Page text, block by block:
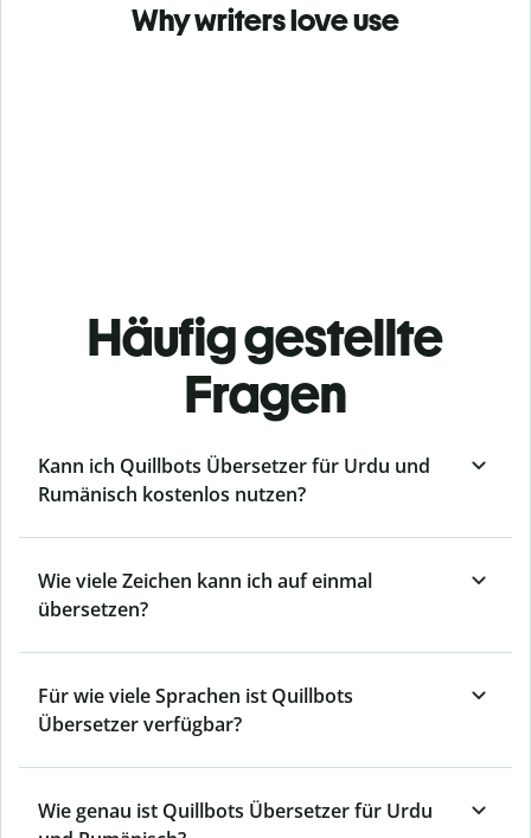
Why writers love use
Häufig gestellte
Fragen
Kann ich Quillbots Übersetzer für Urdu und
Rumänisch kostenlos nutzen?
Wie viele Zeichen kann ich auf einmal
übersetzen?
Für wie viele Sprachen ist Quillbots
Übersetzer verfügbar?
Wie genau ist Quillbots Übersetzer für Urdu